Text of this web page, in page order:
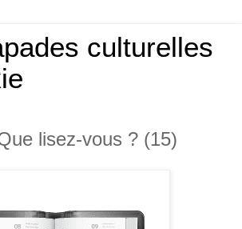
culturelles
lisez-vous ? (15)